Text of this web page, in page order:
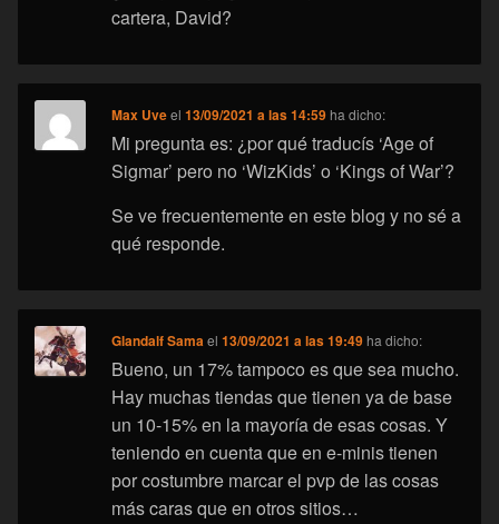
cartera, David?
Max Uveel13/09/2021 a las 14:59 ha dicho:
Mi pregunta es: ¿por qué traducís ‘Age of
Sigmar’ pero no ‘WizKids’ o ‘Kings of War’?
Se ve frecuentemente en este blog y no sé a
qué responde.
Glandalf Sama el13/09/2021 a las 19:49 ha dicho:
Bueno, un 17% tampoco es que sea mucho.
Hay muchas tiendas que tienen ya de base
un 10-15% en la mayoría de esas cosas. Y
teniendo en cuenta que en e-minis tienen
por costumbre marcar el pvp de las cosas
más caras que en otros sitios…